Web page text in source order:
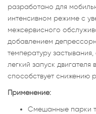
разработано для
интенсивном режиме с
межсервисного
добавлением
температуру
легкий запуск двигателя
способствует снижению
Применение:
Смешанные парки